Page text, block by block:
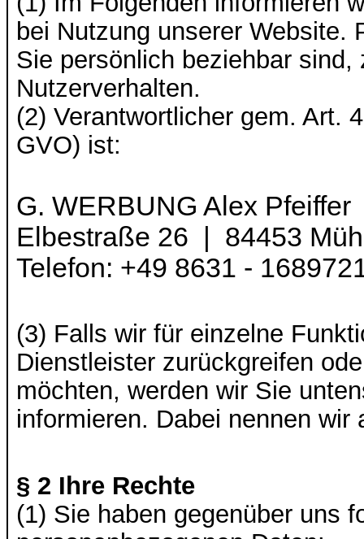
bei Nutzung unserer Website.
Sie persönlich beziehbar
Nutzerverhalten.
(2) Verantwortlicher gem. Art.
GVO) ist:
G. WERBUNG Alex Pfeiffer
Elbestraße 26 | 84453
Telefon: +49 8631 -
(3) Falls wir für einzelne
Dienstleister zurückgreifen
möchten, werden wir Sie
informieren. Dabei nennen
§ 2 Ihre Rechte
(1) Sie haben gegenüber uns